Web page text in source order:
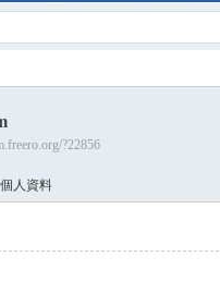
?22856
個人資料